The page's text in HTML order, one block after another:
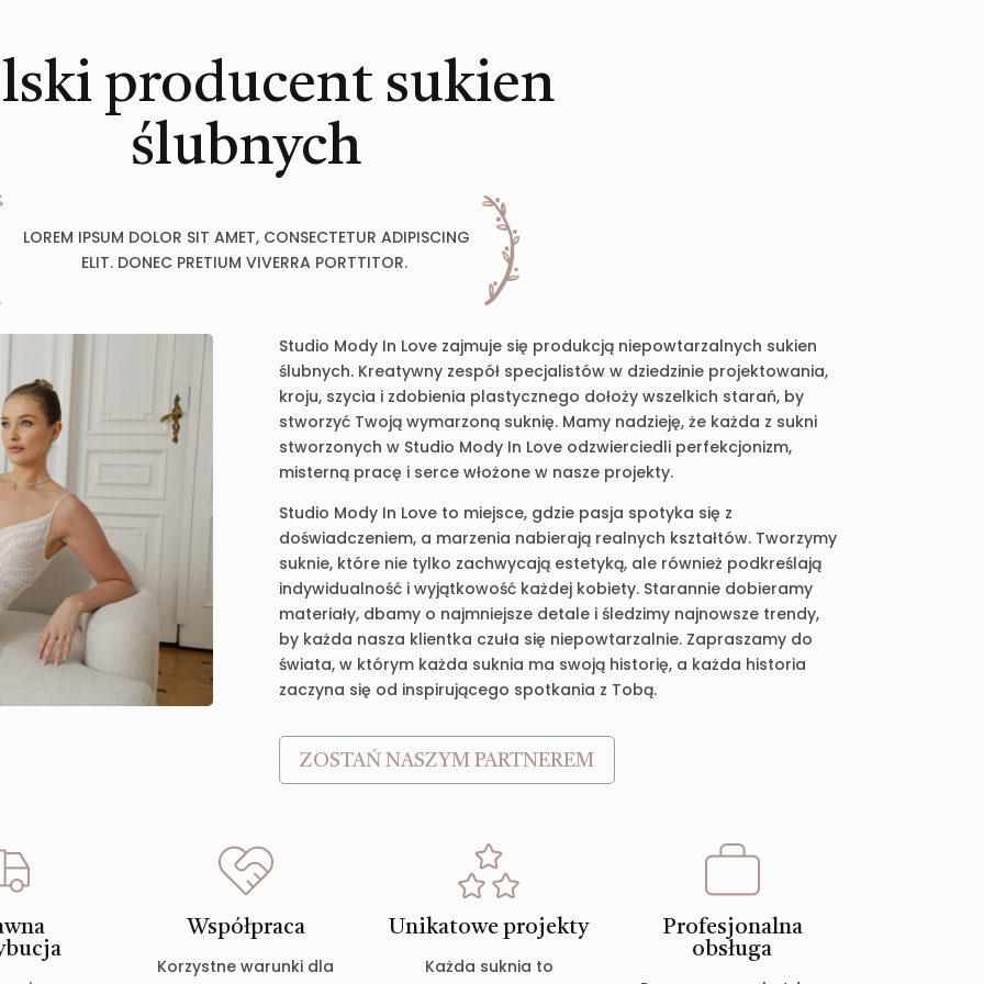
producent sukien
ślubnych
LOREM IPSUM DOLOR SIT AMET, CONSECTETUR ADIPISCING
ELIT. DONEC PRETIUM VIVERRA PORTTITOR.
Studio Mody In Love zajmuje się produkcją niepowtarzalnych sukien
ślubnych. Kreatywny zespół specjalistów w dziedzinie projektowania,
kroju, szycia i zdobienia plastycznego dołoży wszelkich starań, by
stworzyć Twoją wymarzoną suknię. Mamy nadzieję, że każda z sukni
stworzonych w Studio Mody In Love odzwierciedli perfekcjonizm,
misterną pracę i serce włożone w nasze projekty.
Studio Mody In Love to miejsce, gdzie pasja spotyka się z
doświadczeniem, a marzenia nabierają realnych kształtów. Tworzymy
suknie, które nie tylko zachwycają estetyką, ale również podkreślają
indywidualność i wyjątkowość każdej kobiety. Starannie dobieramy
materiały, dbamy o najmniejsze detale i śledzimy najnowsze trendy,
by każda nasza klientka czuła się niepowtarzalnie. Zapraszamy do
świata, w którym każda suknia ma swoją historię, a każda historia
zaczyna się od inspirującego spotkania z Tobą.
ZOSTAŃ NASZYM PARTNEREM
Współpraca
Korzystne warunki dla
Unikatowe projekty
Każda suknia to
Profesjonalna
obsługa